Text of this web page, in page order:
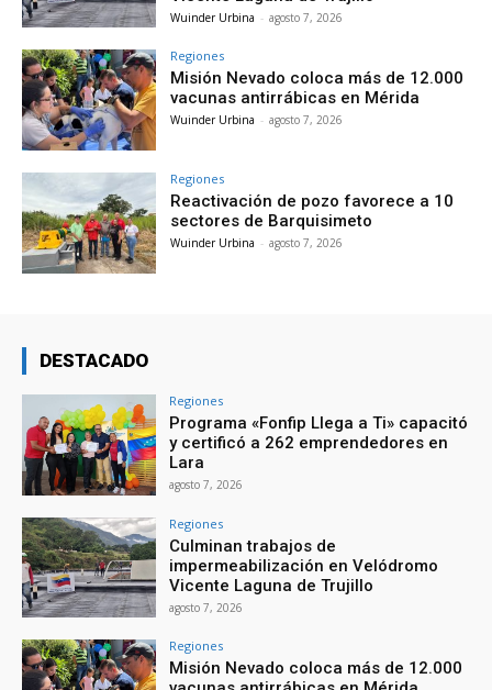
Wuinder Urbina - agosto 7, 2026
Regiones
Misión Nevado coloca más de 12.000
vacunas antirrábicas en Mérida
Wuinder Urbina - agosto 7, 2026
Regiones
Reactivación de pozo favorece a 10
sectores de Barquisimeto
Wuinder Urbina - agosto 7, 2026
DESTACADO
Regiones
Programa «Fonfip Llega a Ti» capacitó
y certificó a 262 emprendedores en
Lara
agosto 7, 2026
Regiones
Culminan trabajos de
impermeabilización en Velódromo
Vicente Laguna de Trujillo
agosto 7, 2026
Regiones
Misión Nevado coloca más de 12.000